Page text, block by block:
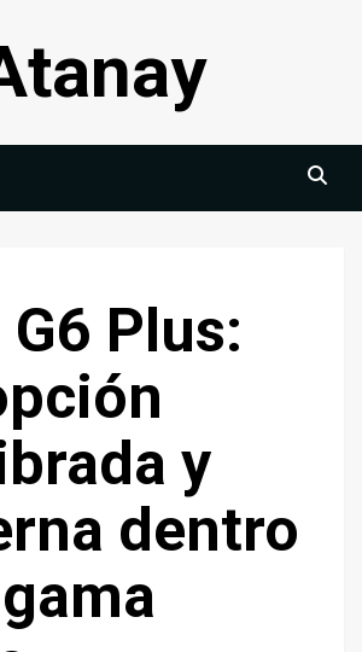
Plus:
y
dentro